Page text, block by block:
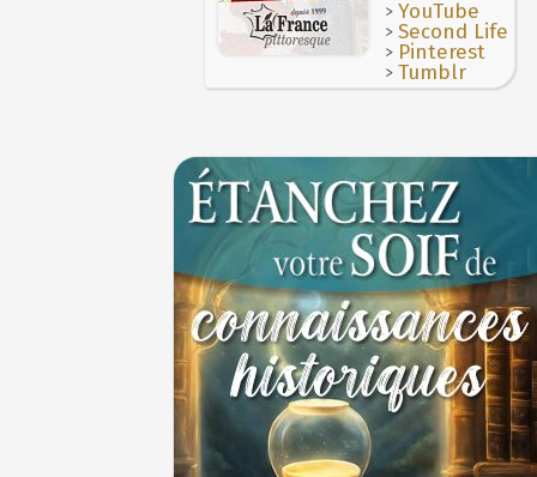
>YouTube
>Second Life
> Pinterest
>Tumblr